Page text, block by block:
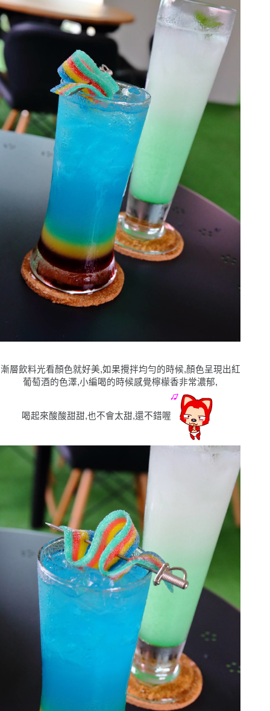
漸層飲料光看顏色就好美,如果攪拌均勻的時候,顏色呈現出紅
葡萄酒的色澤,小編喝的時候感覺檸檬香非常濃郁,
喝起來酸酸甜甜,也不會太甜,還不錯喔